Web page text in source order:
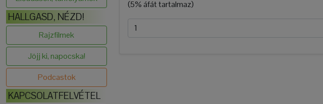
HALLGASD, NÉZD!
Rajzfilmek
Jöjj ki, napocska!
Podcastok
KAPCSOLATFELVÉTEL
(5% áfát tartalmaz)